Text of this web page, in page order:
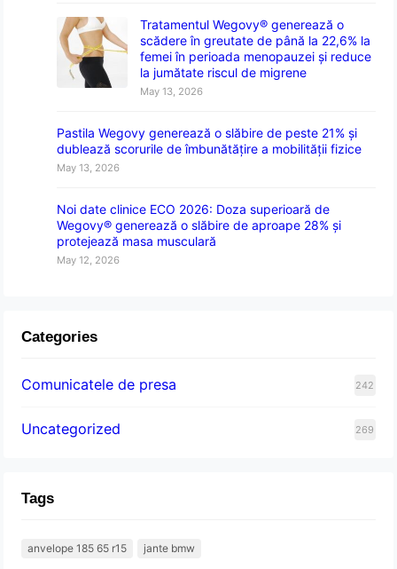
Tratamentul Wegovy® generează o
scădere în greutate de până la 22,6% la
femei în perioada menopauzei și reduce
la jumătate riscul de migrene
May 13, 2026
Pastila Wegovy generează o slăbire de peste 21% și
dublează scorurile de îmbunătățire a mobilității fizice
May 13, 2026
Noi date clinice ECO 2026: Doza superioară de
Wegovy® generează o slăbire de aproape 28% și
protejează masa musculară
May 12, 2026
Categories
Comunicatele de presa 242
Uncategorized 269
Tags
anvelope 185 65 r15 jante bmw